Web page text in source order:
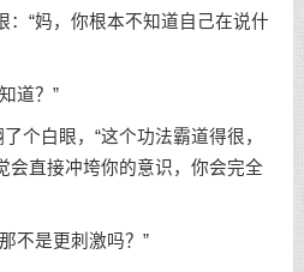
“妈，你根本不知道自己在说什
道？”
白眼，“这个功法霸道得很，
会直接冲垮你的意识，你会完全
是更刺激吗？”